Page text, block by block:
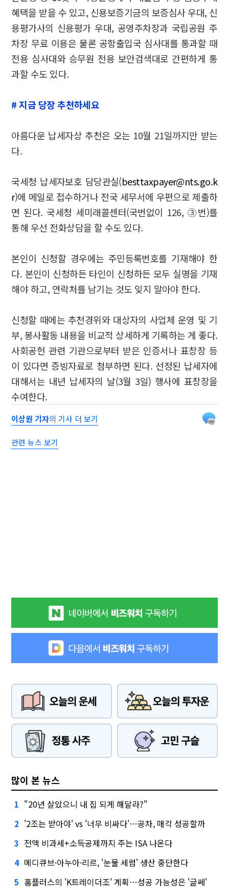
혜택을 받을 수 있고, 신용보증기금의 보증심사 우대, 신
용평가사의 신용평가 우대, 공영주차장과 국립공원 주
차장 무료 이용은 물론 공항출입국 심사대를 통과할 때
전용 심사대와 승무원 전용 보안검색대로 간편하게 통
과할 수도 있다.
# 지금 당장 추천하세요
아름다운 납세자상 추천은 오는 10월 21일까지만 받는
다.
국세청 납세자보호 담당관실(besttaxpayer@nts.go.k
r)에 메일로 접수하거나 전국 세무서에 우편으로 제출하
면 된다. 국세청 세미래콜센터(국번없이 126, ③번)를
통해 우선 전화상담을 할 수도 있다.
본인이 신청할 경우에는 주민등록번호를 기재해야 한
다. 본인이 신청하든 타인이 신청하든 모두 실명을 기재
해야 하고, 연락처를 남기는 것도 잊지 말아야 한다.
신청할 때에는 추천경위와 대상자의 사업체 운영 및 기
부, 봉사활동 내용을 비교적 상세하게 기록하는 게 좋다.
사회공헌 관련 기관으로부터 받은 인증서나 표창장 등
이 있다면 증빙자료로 첨부하면 된다. 선정된 납세자에
대해서는 내년 납세자의 날(3월 3일) 행사에 표창장을
수여한다.
이상원 기자의 기사 더 보기
관련 뉴스 보기
많이 본 뉴스
1 "20년 살았으니 내 집 되게 해달라?"
2 '2조는 받아야' vs '너무 비싸다'…공차, 매각 성공할까
3 전액 비과세+소득공제까지 주는 ISA 나온다
4 메디큐브·아누아·리르, '눈물 세럼' 생산 중단한다
5 홈플러스의 'K트레이더조' 계획…성공 가능성은 '글쎄'